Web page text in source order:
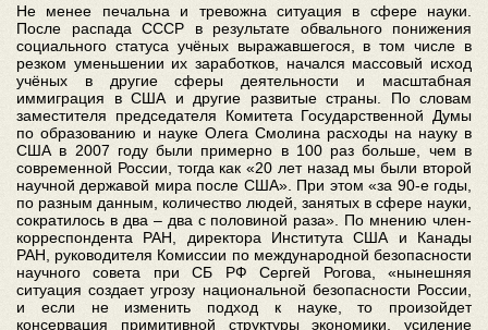
Не менее печальна и тревожна ситуация в сфере науки.
После распада СССР в результате обвального понижения
социального статуса учёных выражавшегося, в том числе в
резком уменьшении их заработков, начался массовый исход
учёных в другие сферы деятельности и масштабная
иммиграция в США и другие развитые страны. По словам
заместителя председателя Комитета Государственной Думы
по образованию и науке Олега Смолина расходы на науку в
США в 2007 году были примерно в 100 раз больше, чем в
современной России, тогда как «20 лет назад мы были второй
научной державой мира после США». При этом «за 90-е годы,
по разным данным, количество людей, занятых в сфере науки,
сократилось в два – два с половиной раза». По мнению член-
корреспондента РАН, директора Института США и Канады
РАН, руководителя Комиссии по международной безопасности
научного совета при СБ РФ Сергей Рогова, «нынешняя
ситуация создает угрозу национальной безопасности России,
и если не изменить подход к науке, то произойдет
консервация примитивной структуры экономики, усиление